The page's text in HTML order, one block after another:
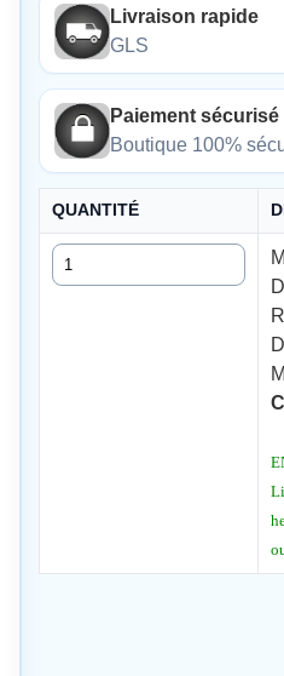
Livraison rapide
GLS
Paiement sécurisé
Boutique 100%
QUANTITÉ
Quantité